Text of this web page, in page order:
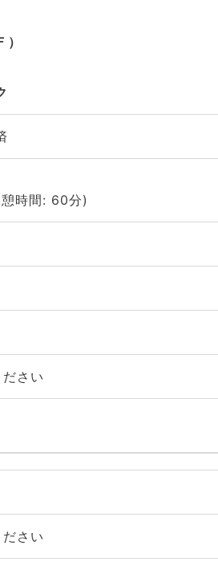
時間: 60分)
さい
さい